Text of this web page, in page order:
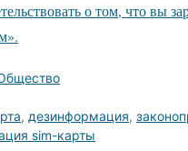
о том, что вы
, дезинформация,
sim-карты